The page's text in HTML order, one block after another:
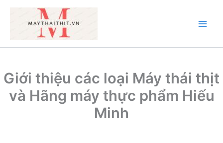
dung
Giới thiệu các loại Máy thái thịt
và Hãng máy thực phẩm Hiếu
Minh